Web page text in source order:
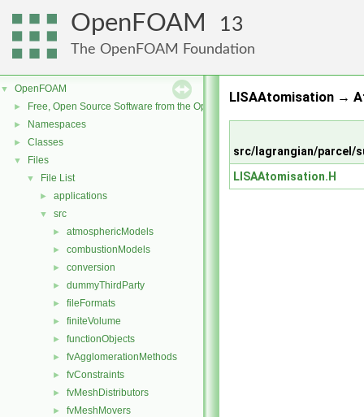
OpenFOAM 13
The OpenFOAM Foundation
▼ OpenFOAM
► Free, Open Source Software from the OpenFOAM Foundation
► Namespaces
► Classes
▼ Files
▼ File List
► applications
▼ src
► atmosphericModels
► combustionModels
► conversion
► dummyThirdParty
► fileFormats
► finiteVolume
► functionObjects
► fvAgglomerationMethods
► fvConstraints
► fvMeshDistributors
► fvMeshMovers
LISAAtomisation →
src/lagrangian/parcel/
LISAAtomisation.H